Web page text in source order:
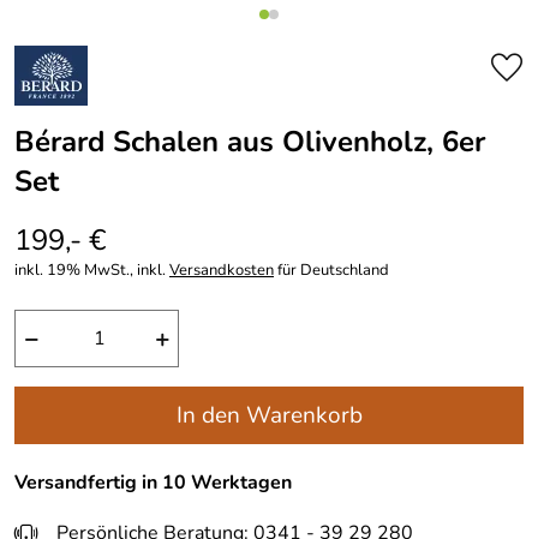
Bérard Schalen aus Olivenholz, 6er
Set
199,- €
inkl. 19% MwSt., inkl.Versandkostenfür Deutschland
− +
In den Warenkorb
Versandfertig in 10 Werktagen
Persönliche Beratung: 0341 - 39 29 280